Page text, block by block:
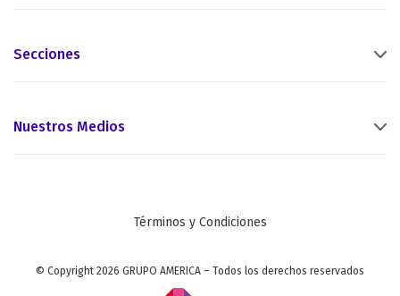
Secciones
Nuestros Medios
Términos y Condiciones
© Copyright 2026 GRUPO AMERICA – Todos los derechos reservados